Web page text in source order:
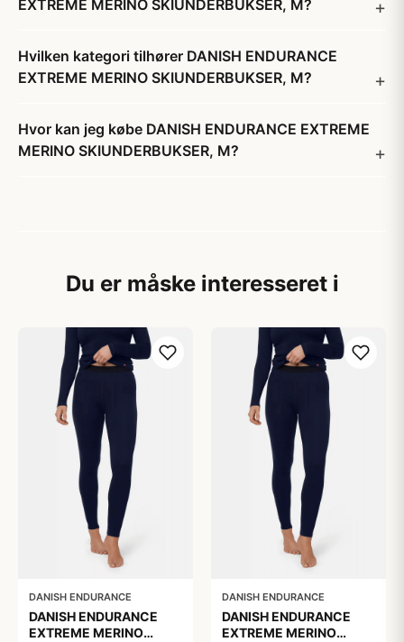
EXTREME MERINO SKIUNDERBUKSER, M?
Hvilken kategori tilhører DANISH ENDURANCE
EXTREME MERINO SKIUNDERBUKSER, M?
Hvor kan jeg købe DANISH ENDURANCE EXTREME
MERINO SKIUNDERBUKSER, M?
Du er måske interesseret i
DANISH ENDURANCE
DANISH ENDURANCE
EXTREME MERINO
DANISH ENDURANCE
DANISH ENDURANCE
EXTREME MERINO